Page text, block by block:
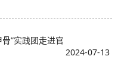
”实践团走进官
2024-07-13